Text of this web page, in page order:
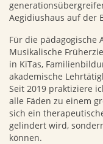
Aegidiushaus auf der
Für die pädagogische
Musikalische
in KiTas,
akademische
Seit 2019 praktiziere
alle Fäden zu einem
sich ein
gelindert wird,
können.